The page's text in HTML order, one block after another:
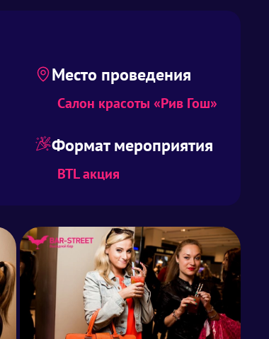
Место проведения
Салон красоты «Рив Гош»
Формат мероприятия
BTL акция